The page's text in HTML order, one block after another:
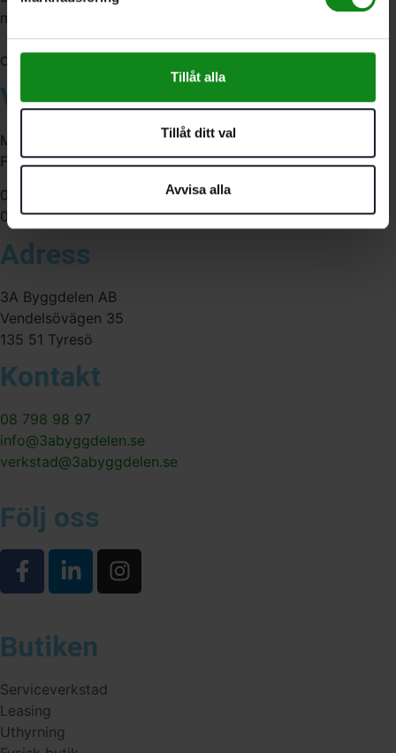
Tillåt alla
Tillåt ditt val
Avvisa alla
medarbetare med gedigen erfarenhet.
Org. nr:
Våra öppettider
Måndag-Torsdag:
Fredag:
07:00-16:00
07:00-15:00
Adress
3A Byggdelen AB
Vendelsövägen 35
135 51 Tyresö
Kontakt
08 798 98 97
info@3abyggdelen.se
verkstad@3abyggdelen.se
Följ oss
Butiken
Serviceverkstad
Leasing
Uthyrning